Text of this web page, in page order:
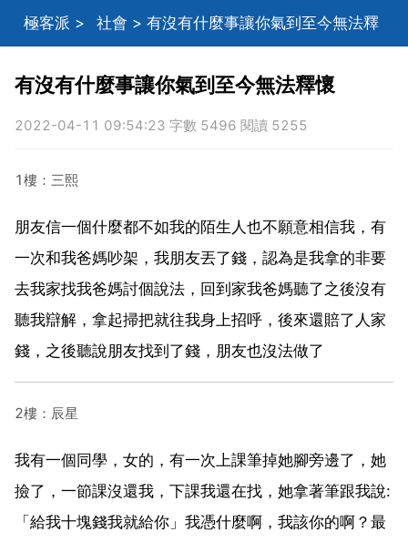
極客派 > 社會 > 有沒有什麼事讓你氣到至今無法釋
有沒有什麼事讓你氣到至今無法釋懷
2022-04-11 09:54:23 字數 5496 閱讀 5255
1樓：三熙
朋友信一個什麼都不如我的陌生人也不願意相信我，有
一次和我爸媽吵架，我朋友丟了錢，認為是我拿的非要
去我家找我爸媽討個說法，回到家我爸媽聽了之後沒有
聽我辯解，拿起掃把就往我身上招呼，後來還賠了人家
錢，之後聽說朋友找到了錢，朋友也沒法做了
2樓：辰星
我有一個同學，女的，有一次上課筆掉她腳旁邊了，她
撿了，一節課沒還我，下課我還在找，她拿著筆跟我說:
「給我十塊錢我就給你」我憑什麼啊，我該你的啊？最